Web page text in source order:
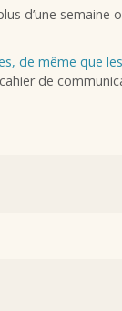
d’une semaine
de même que
de